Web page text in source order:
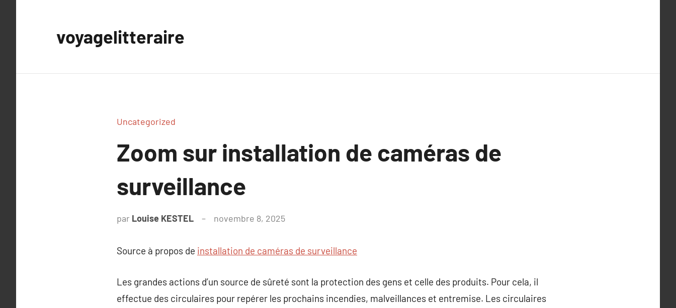
voyagelitteraire
Uncategorized
Zoom sur installation de caméras de
surveillance
par Louise KESTEL novembre 8, 2025
Source à propos de installation de caméras de surveillance
Les grandes actions d’un source de sûreté sont la protection des gens et celle des produits. Pour cela, il
effectue des circulaires pour repérer les prochains incendies, malveillances et entremise. Les circulaires